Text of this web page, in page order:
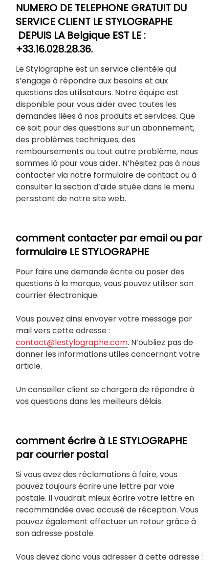
NUMERO DE TELEPHONE GRATUIT DU
SERVICE CLIENT LE STYLOGRAPHE
DEPUIS LA Belgique EST LE :
+33.16.028.28.36.
Le Stylographe est un service clientèle qui
s’engage à répondre aux besoins et aux
questions des utilisateurs. Notre équipe est
disponible pour vous aider avec toutes les
demandes liées à nos produits et services. Que
ce soit pour des questions sur un abonnement,
des problèmes techniques, des
remboursements ou tout autre problème, nous
sommes là pour vous aider. N’hésitez pas à nous
contacter via notre formulaire de contact ou à
consulter la section d’aide située dans le menu
persistant de notre site web.
comment contacter par email ou par
formulaire LE STYLOGRAPHE
Pour faire une demande écrite ou poser des
questions à la marque, vous pouvez utiliser son
courrier électronique.
Vous pouvez ainsi envoyer votre message par
mail vers cette adresse :
contact@lestylographe.com. N’oubliez pas de
donner les informations utiles concernant votre
article.
Un conseiller client se chargera de répondre à
vos questions dans les meilleurs délais.
comment écrire à LE STYLOGRAPHE
par courrier postal
Si vous avez des réclamations à faire, vous
pouvez toujours écrire une lettre par voie
postale. Il vaudrait mieux écrire votre lettre en
recommandée avec accusé de réception. Vous
pouvez également effectuer un retour grâce à
son adresse postale.
Vous devez donc vous adresser à cette adresse :